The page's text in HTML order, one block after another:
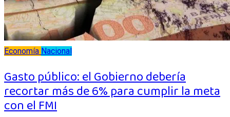
Economía Nacional
Gasto público: el Gobierno debería
recortar más de 6% para cumplir la meta
con el FMI